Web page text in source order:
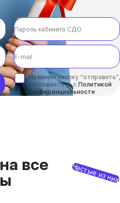
Нажимая кнопку
соглашаетесь с Политикой
конфиденциальности
все
Частые из них